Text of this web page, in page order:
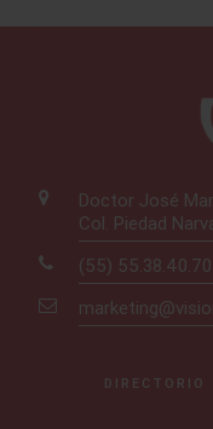
Doctor José
Col. Piedad
(55) 55.38.40.70
DIRECTORIO